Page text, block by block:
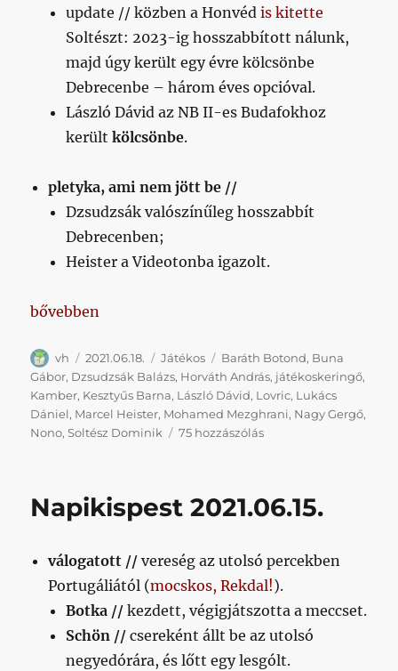
update // közben a Honvédis kitette
Soltészt: 2023-ig hosszabbított nálunk,
majd úgy került egy évre kölcsönbe
Debrecenbe – három éves opcióval.
László Dávid az NB II-es Budafokhoz
kerültkölcsönbe.
pletyka, ami nem jött be //
Dzsudzsák valószínűleg hosszabbít
Debrecenben;
Heister a Videotonba igazolt.
„Nyári játékoskeringő, 5-6. hét”
bővebben
Szerző
vh Közzétéve
2021.06.18. Kategória
Játékos Címke
Baráth Botond, Buna
Gábor, Dzsudzsák Balázs, Horváth András, játékoskeringő,
Kamber, Kesztyűs Barna, László Dávid, Lovric, Lukács
Dániel, Marcel Heister, Mohamed Mezghrani, Nagy Gergő,
Nono,Soltész Dominik 75 hozzászólásNyári
hét
Napikispest 2021.06.15.
válogatott // vereség az utolsó percekben
Portugáliától (mocskos, Rekdal!).
Botka // kezdett, végigjátszotta a meccset.
Schön // csereként állt be az utolsó
negyedórára, és lőtt egy lesgólt.